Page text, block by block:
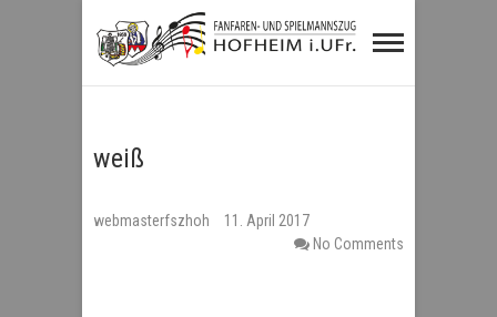
Fanfaren- und
Spielmannszug
weiß
webmasterfszhoh
11. April 2017
No Comments